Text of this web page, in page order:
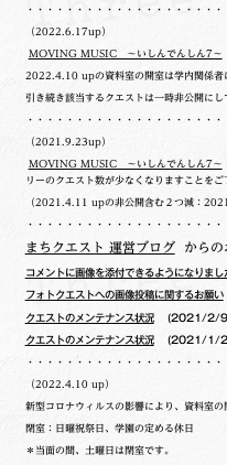
・・・・・・・・・・・・・・・・・・・・
（2022.6.17up）
MOVING MUSIC ～いしんでんしん7～
2022.4.10 upの資料室の開室は学内関係者
引き続き該当するクエストは一時非公開にし
・・・・・・・・・・・・・・・・・・・・
（2021.9.23up）
MOVING MUSIC ～いしんでんしん7～
リーのクエスト数が少なくなりますことをご
（2021.4.11 upの非公開含む２つ減：
・・・・・・・・・・・・・・・・・・・・
まちクエスト 運営ブログからの
コメントに画像を添付できるようになりまし
フォトクエストへの画像投稿に関するお願い
クエストのメンテナンス状況(2021/2/
クエストのメンテナンス状況(2021/1/
・・・・・・・・・・・・・・・・・・・・
（2022.4.10 up）
新型コロナウィルスの影響により、資料室
閉室：日曜祝祭日、学園の定める休日
＊当面の間、土曜日は閉室です。